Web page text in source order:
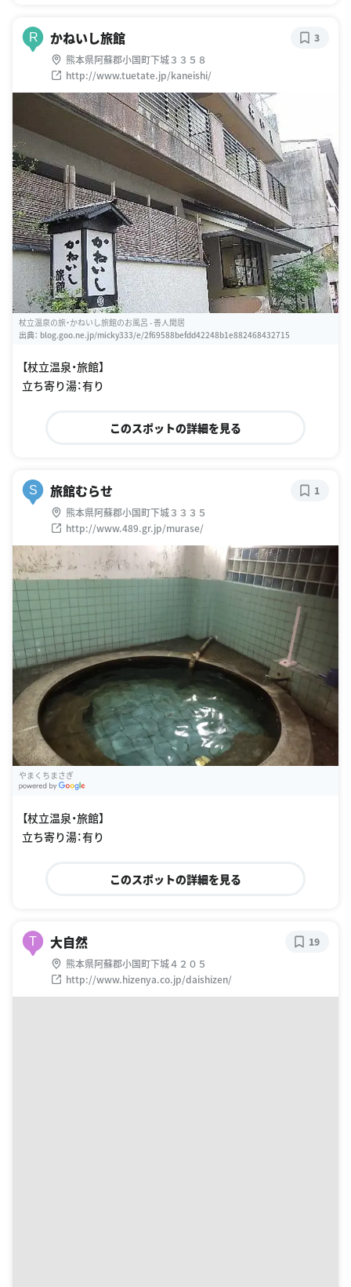
R かねいし旅館
熊本県阿蘇郡小国町下城３３５８
http://www.tuetate.jp/kaneishi/
3
杖立温泉の旅・かねいし旅館のお風呂 - 善人閑居
出典： blog.goo.ne.jp/micky333/e/2f69588befdd42248b1e882468432715
【杖立温泉・旅館】
立ち寄り湯：有り
このスポットの詳細を見る
S 旅館むらせ
熊本県阿蘇郡小国町下城３３３５
http://www.489.gr.jp/murase/
1
やまくちまさぎ
【杖立温泉・旅館】
立ち寄り湯：有り
このスポットの詳細を見る
T 大自然
熊本県阿蘇郡小国町下城４２０５
http://www.hizenya.co.jp/daishizen/
19